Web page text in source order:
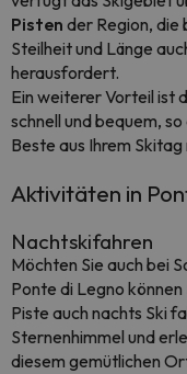
Pisten der Region, die
Steilheit und Länge
herausfordert.
Ein weiterer Vorteil ist
schnell und bequem,
Beste aus Ihrem
Aktivitäten in
Nachtskifahren
Möchten Sie auch bei
Ponte di Legno
Piste auch nachts Ski
Sternenhimmel und
diesem gemütlichen